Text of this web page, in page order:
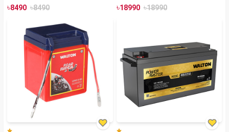
৳8490 ৳8490 ৳18990 ৳18990